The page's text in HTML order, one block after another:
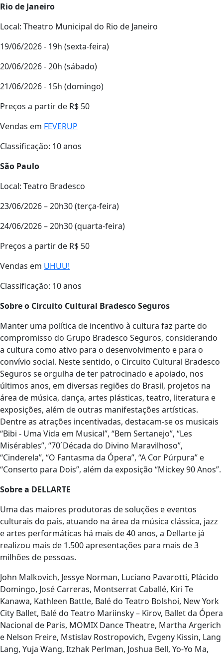
Rio de Janeiro
Local: Theatro Municipal do Rio de Janeiro
19/06/2026 - 19h (sexta-feira)
20/06/2026 - 20h (sábado)
21/06/2026 - 15h (domingo)
Preços a partir de R$ 50
Vendas em FEVERUP
Classificação: 10 anos
São Paulo
Local: Teatro Bradesco
23/06/2026 – 20h30 (terça-feira)
24/06/2026 – 20h30 (quarta-feira)
Preços a partir de R$ 50
Vendas em UHUU!
Classificação: 10 anos
Sobre o Circuito Cultural Bradesco Seguros
Manter uma política de incentivo à cultura faz parte do
compromisso do Grupo Bradesco Seguros, considerando
a cultura como ativo para o desenvolvimento e para o
convívio social. Neste sentido, o Circuito Cultural Bradesco
Seguros se orgulha de ter patrocinado e apoiado, nos
últimos anos, em diversas regiões do Brasil, projetos na
área de música, dança, artes plásticas, teatro, literatura e
exposições, além de outras manifestações artísticas.
Dentre as atrações incentivadas, destacam-se os musicais
“Bibi - Uma Vida em Musical”, “Bem Sertanejo”, “Les
Misérables”, “70´Década do Divino Maravilhoso”,
“Cinderela”, “O Fantasma da Ópera”, “A Cor Púrpura” e
“Conserto para Dois”, além da exposição “Mickey 90 Anos”.
Sobre a DELLARTE
Uma das maiores produtoras de soluções e eventos
culturais do país, atuando na área da música clássica, jazz
e artes performáticas há mais de 40 anos, a Dellarte já
realizou mais de 1.500 apresentações para mais de 3
milhões de pessoas.
John Malkovich, Jessye Norman, Luciano Pavarotti, Plácido
Domingo, José Carreras, Montserrat Caballé, Kiri Te
Kanawa, Kathleen Battle, Balé do Teatro Bolshoi, New York
City Ballet, Balé do Teatro Mariinsky – Kirov, Ballet da Ópera
Nacional de Paris, MOMIX Dance Theatre, Martha Argerich
e Nelson Freire, Mstislav Rostropovich, Evgeny Kissin, Lang
Lang, Yuja Wang, Itzhak Perlman, Joshua Bell, Yo-Yo Ma,